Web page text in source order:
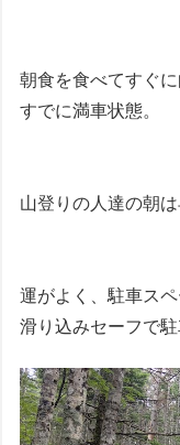
朝食を食べてすぐに
すでに満車状態。
山登りの人達の朝は
運がよく、駐車ス
滑り込みセーフで駐